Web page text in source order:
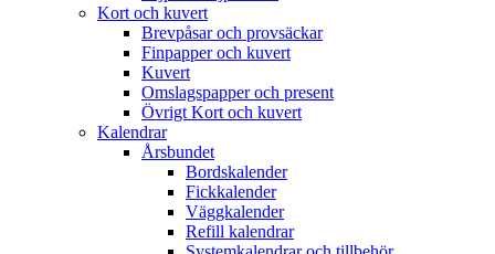
Kort och kuvert
Brevpåsar och provsäckar
Finpapper och kuvert
Kuvert
Omslagspapper och present
Övrigt Kort och kuvert
Kalendrar
Årsbundet
Bordskalender
Fickkalender
Väggkalender
Refill kalendrar